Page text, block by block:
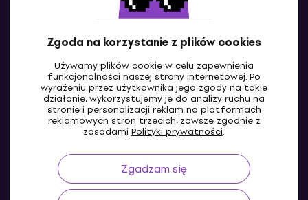
Zgoda na korzystanie z plików cookies
Używamy plików cookie w celu zapewnienia
funkcjonalności naszej strony internetowej. Po
wyrażeniu przez użytkownika jego zgody na takie
działanie, wykorzystujemy je do analizy ruchu na
stronie i personalizacji reklam na platformach
reklamowych stron trzecich, zawsze zgodnie z
zasadami Polityki prywatności.
Zgadzam się
PL